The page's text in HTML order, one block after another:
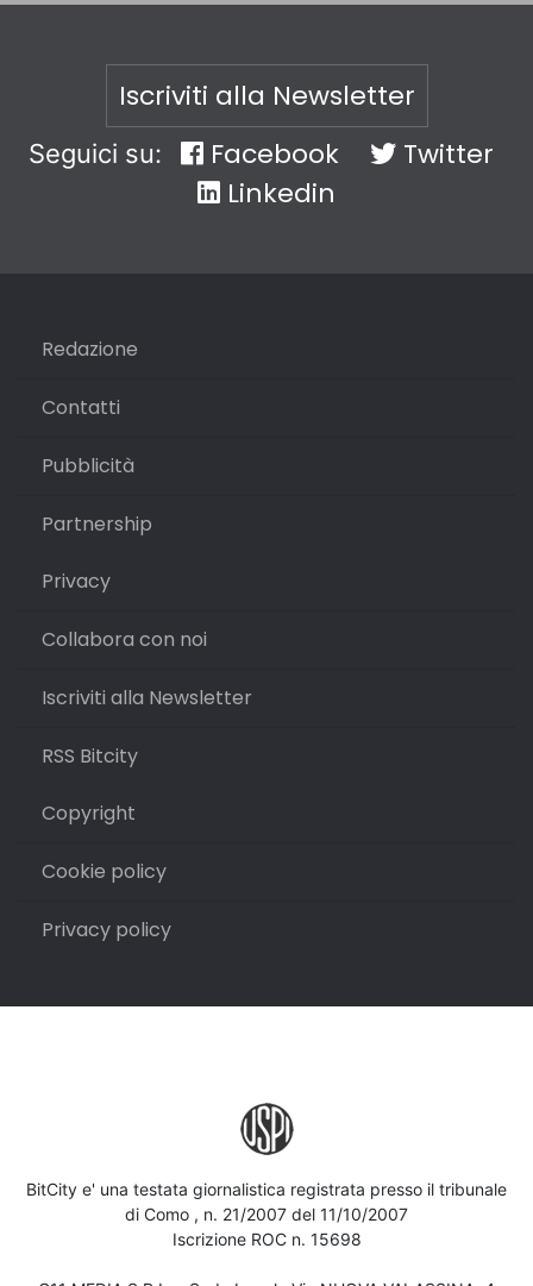
Iscriviti alla Newsletter
Seguici su: Facebook
Twitter
Linkedin
Redazione
Contatti
Pubblicità
Partnership
Privacy
Collabora con noi
Iscriviti alla Newsletter
RSS Bitcity
Copyright
Cookie policy
Privacy policy
BitCity e' una testata giornalistica registrata presso il tribunale
di Como , n. 21/2007 del 11/10/2007
Iscrizione ROC n. 15698